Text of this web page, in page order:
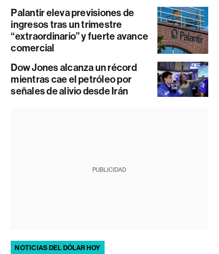
Palantir eleva previsiones de
ingresos tras un trimestre
“extraordinario” y fuerte avance
comercial
Dow Jones alcanza un récord
mientras cae el petróleo por
señales de alivio desde Irán
PUBLICIDAD
NOTICIAS DEL DÓLAR HOY